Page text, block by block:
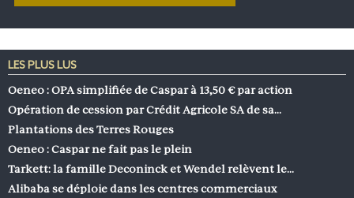
LES PLUS LUS
Oeneo : OPA simplifiée de Caspar à 13,50 € par action
Opération de cession par Crédit Agricole SA de sa…
Plantations des Terres Rouges
Oeneo : Caspar ne fait pas le plein
Tarkett: la famille Deconinck et Wendel relèvent le…
Alibaba se déploie dans les centres commerciaux